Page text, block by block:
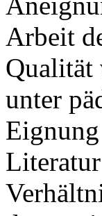
Arbeit
Qualität
unter